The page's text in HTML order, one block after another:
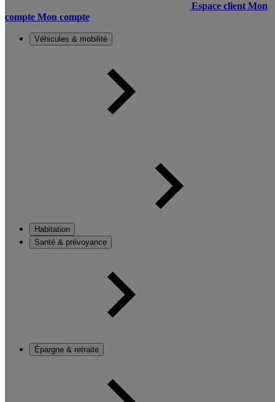
Espace client Mon
compte Mon compte
Véhicules & mobilité
Habitation
Santé & prévoyance
Épargne & retraite